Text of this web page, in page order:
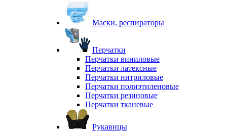
Маски, респираторы
Перчатки
Перчатки виниловые
Перчатки латексные
Перчатки нитриловые
Перчатки полиэтиленовые
Перчатки резиновые
Перчатки тканевые
Рукавицы